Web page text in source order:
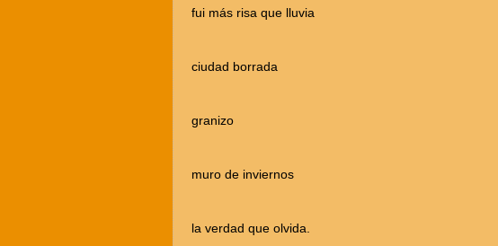
fui más risa que lluvia
ciudad borrada
granizo
muro de inviernos
la verdad que olvida.